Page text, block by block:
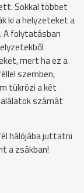
Sokkal többet
ki a helyzeteket a
A folytatásban
mert ha ez a
szemben,
tükrözi a két
számát
hálójába juttatni
a zsákban!